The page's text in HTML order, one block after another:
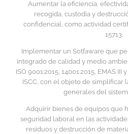
Aumentar la eficiencia,
recogida, custodia y
confidencial, como actividad
15713.
Implementar un Sotfaware que
integrado de calidad y medio
ISO 9001:2015, 14001:2015, EMAS
ISCC, con el objeto de simplificar
generales del
Adquirir bienes de equipos que
seguridad laboral en las
residuos y destrucción de